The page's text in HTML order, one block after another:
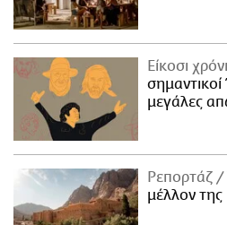
Είκοσι
σημαντικοί
μεγάλες
Ρεπορτάζ
μέλλον